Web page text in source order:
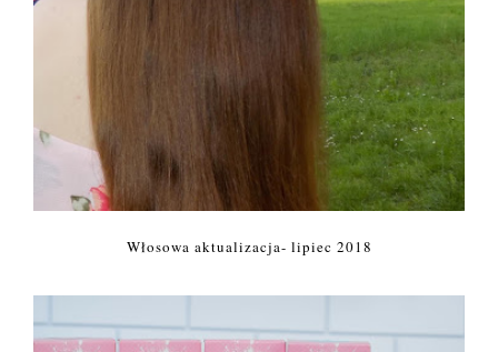
Włosowa aktualizacja- lipiec 2018